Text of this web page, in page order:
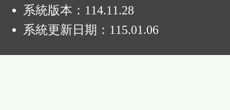
系統版本： 114.11.28
系統更新日期： 115.01.06